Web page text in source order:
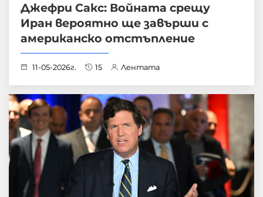
Джефри Сакс: Войната срещу
Иран вероятно ще завърши с
американско отстъпление
11-05-2026г. 15 Лентата